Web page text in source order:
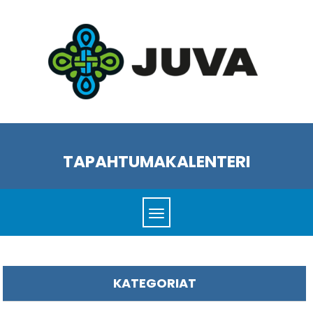
TAPAHTUMAKALENTERI
KATEGORIAT